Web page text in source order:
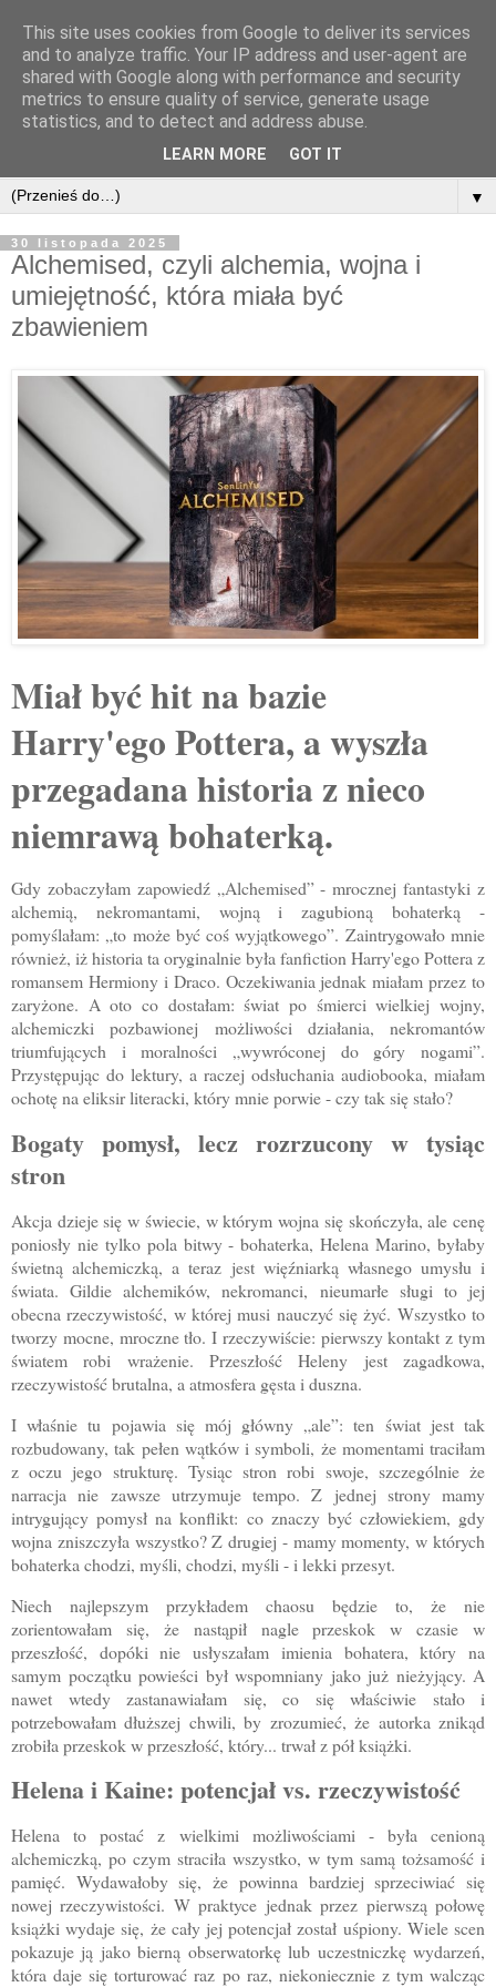
▼
30 listopada 2025
Alchemised, czyli alchemia, wojna i
umiejętność, która miała być
zbawieniem
Miał być hit na bazie
Harry'ego Pottera, a wyszła
przegadana historia z nieco
niemrawą bohaterką.
Gdy zobaczyłam zapowiedź „Alchemised” - mrocznej fantastyki z
alchemią, nekromantami, wojną i zagubioną bohaterką -
pomyślałam: „to może być coś wyjątkowego”. Zaintrygowało mnie
również, iż historia ta oryginalnie była fanfiction Harry'ego Pottera z
romansem Hermiony i Draco. Oczekiwania jednak miałam przez to
zaryżone. A oto co dostałam: świat po śmierci wielkiej wojny,
alchemiczki pozbawionej możliwości działania, nekromantów
triumfujących i moralności „wywróconej do góry nogami”.
Przystępując do lektury, a raczej odsłuchania audiobooka, miałam
ochotę na eliksir literacki, który mnie porwie - czy tak się stało?
Bogaty pomysł, lecz rozrzucony w tysiąc
stron
Akcja dzieje się w świecie, w którym wojna się skończyła, ale cenę
poniosły nie tylko pola bitwy - bohaterka, Helena Marino, byłaby
świetną alchemiczką, a teraz jest więźniarką własnego umysłu i
świata. Gildie alchemików, nekromanci, nieumarłe sługi to jej
obecna rzeczywistość, w której musi nauczyć się żyć. Wszystko to
tworzy mocne, mroczne tło. I rzeczywiście: pierwszy kontakt z tym
światem robi wrażenie. Przeszłość Heleny jest zagadkowa,
rzeczywistość brutalna, a atmosfera gęsta i duszna.
I właśnie tu pojawia się mój główny „ale”: ten świat jest tak
rozbudowany, tak pełen wątków i symboli, że momentami traciłam
z oczu jego strukturę. Tysiąc stron robi swoje, szczególnie że
narracja nie zawsze utrzymuje tempo. Z jednej strony mamy
intrygujący pomysł na konflikt: co znaczy być człowiekiem, gdy
wojna zniszczyła wszystko? Z drugiej - mamy momenty, w których
bohaterka chodzi, myśli, chodzi, myśli - i lekki przesyt.
Niech najlepszym przykładem chaosu będzie to, że nie
zorientowałam się, że nastąpił nagle przeskok w czasie w
przeszłość, dopóki nie usłyszałam imienia bohatera, który na
samym początku powieści był wspomniany jako już nieżyjący. A
nawet wtedy zastanawiałam się, co się właściwie stało i
potrzebowałam dłuższej chwili, by zrozumieć, że autorka znikąd
zrobiła przeskok w przeszłość, który... trwał z pół książki.
Helena i Kaine: potencjał vs. rzeczywistość
Helena to postać z wielkimi możliwościami - była cenioną
alchemiczką, po czym straciła wszystko, w tym samą tożsamość i
pamięć. Wydawałoby się, że powinna bardziej sprzeciwiać się
nowej rzeczywistości. W praktyce jednak przez pierwszą połowę
książki wydaje się, że cały jej potencjał został uśpiony. Wiele scen
pokazuje ją jako bierną obserwatorkę lub uczestniczkę wydarzeń,
która daje się torturować raz po raz, niekoniecznie z tym walcząc
This site uses cookies from Google to deliver its services
and to analyze traffic. Your IP address and user-agent are
shared with Google along with performance and security
metrics to ensure quality of service, generate usage
statistics, and to detect and address abuse.
LEARN MORE GOT IT